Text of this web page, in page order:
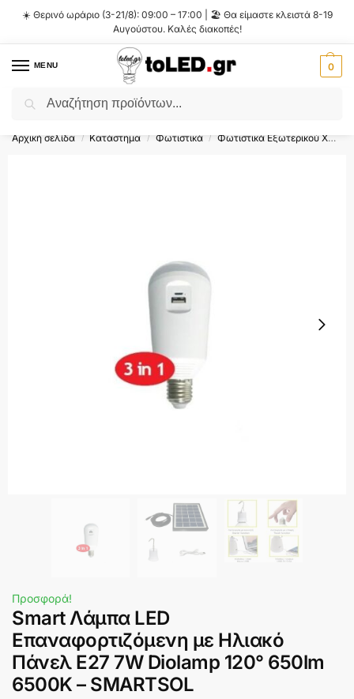
☀️ Θερινό ωράριο (3-21/8): 09:00 – 17:00 | 🏖️ Θα είμαστε κλειστά 8-19
Αυγούστου. Καλές διακοπές!
MENU 0
Flash Sale ⚡ 10% Έκπτωση με τον κωδικό
Αρχική σελίδα / Κατάστημα / Φωτιστικά / Φωτιστικά Εξωτερικού Χώρου
Προσφορά!
Smart Λάμπα LED
Επαναφορτιζόμενη με Ηλιακό
Πάνελ E27 7W Diolamp 120° 650lm
6500K – SMARTSOL